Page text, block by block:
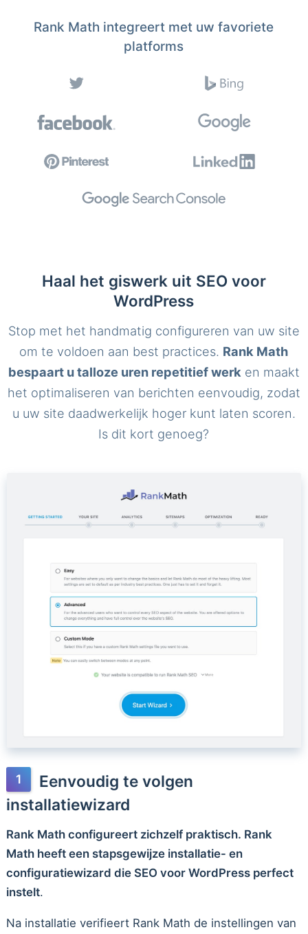
Rank Math integreert met uw favoriete
platforms
Haal het giswerk uit SEO voor
WordPress
Stop met het handmatig configureren van uw site
om te voldoen aan best practices. Rank Math
bespaart u talloze uren repetitief werk en maakt
het optimaliseren van berichten eenvoudig, zodat
u uw site daadwerkelijk hoger kunt laten scoren.
Is dit kort genoeg?
Eenvoudig te volgen
installatiewizard
Rank Math configureert zichzelf praktisch. Rank
Math heeft een stapsgewijze installatie- en
configuratiewizard die SEO voor WordPress perfect
instelt.
Na installatie verifieert Rank Math de instellingen van